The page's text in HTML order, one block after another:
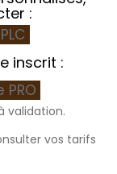
:
inscrit :
validation.
vos tarifs